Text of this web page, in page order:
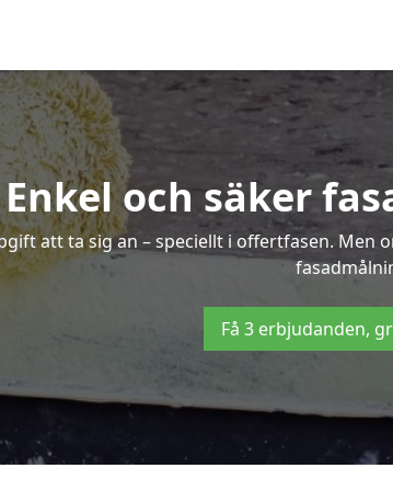
Enkel och säker
att ta sig an – speciellt i offertfasen.
Få 3 erbjudanden,